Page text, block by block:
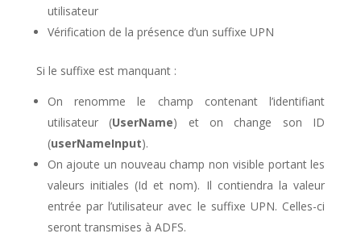
utilisateur
Vérification de la présence d’un suffixe UPN
Si le suffixe est manquant :
On renomme le champ contenant l’identifiant
utilisateur (UserName) et on change son ID
(userNameInput).
On ajoute un nouveau champ non visible portant les
valeurs initiales (Id et nom). Il contiendra la valeur
entrée par l’utilisateur avec le suffixe UPN. Celles-ci
seront transmises à ADFS.